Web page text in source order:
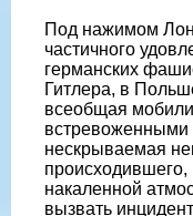
Под нажимом
частичного
германских
Гитлера, в
всеобщая
встревоженными
нескрываемая
происходившего,
накаленной
вызвать